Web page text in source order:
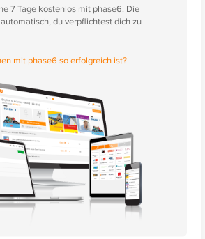
7 Tage kostenlos mit phase6. Die
du verpflichtest dich zu
mit phase6 so erfolgreich ist?